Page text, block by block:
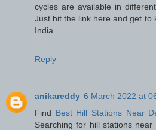
cycles are available in
Just hit the link here and get to
India.
Reply
anikareddy 6 March 2022 at
Find Best Hill Stations Near
Searching for hill stations